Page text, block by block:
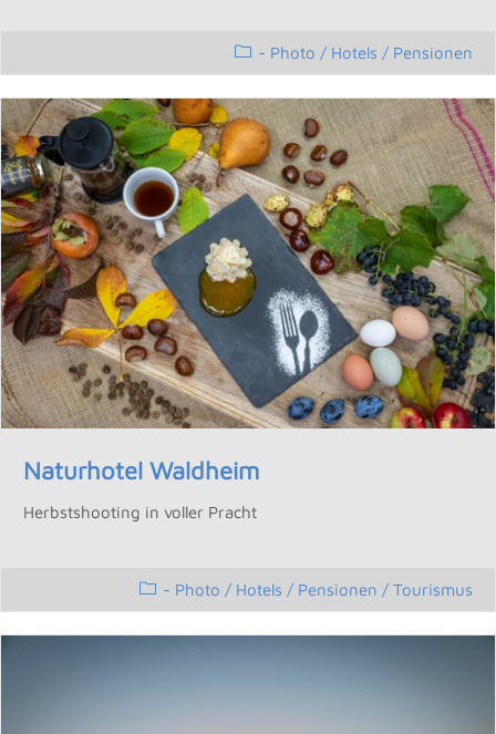
- Photo / Hotels / Pensionen
Naturhotel Waldheim
Herbstshooting in voller Pracht
- Photo / Hotels / Pensionen / Tourismus